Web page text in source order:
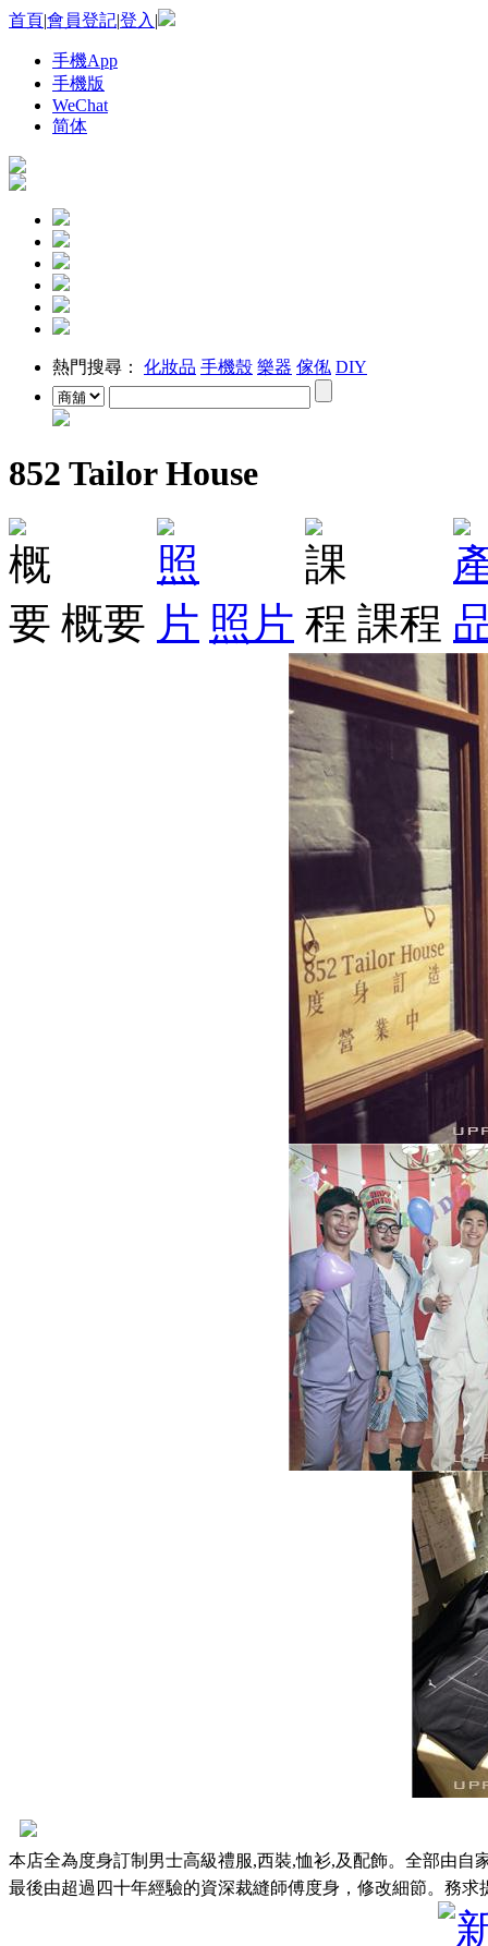
首頁|會員登記|登入 |
手機App
手機版
WeChat
简体
熱門搜尋： 化妝品 手機殼 樂器 傢俬 DIY
852 Tailor House
概要 照片 課程
本店全為度身訂制男士高級禮服,西裝,恤衫,及配飾。全部由
最後由超過四十年經驗的資深裁縫師傅度身，修改細節。務